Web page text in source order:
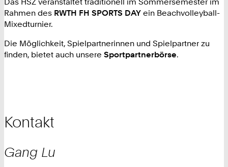
Rahmen des RWTH FH SPORTS DAY ein Beachvolleyball-
Mixedturnier.
Die Möglichkeit, Spielpartnerinnen und Spielpartner zu
finden, bietet auch unsere Sportpartnerbörse.
Kontakt
Gang Lu